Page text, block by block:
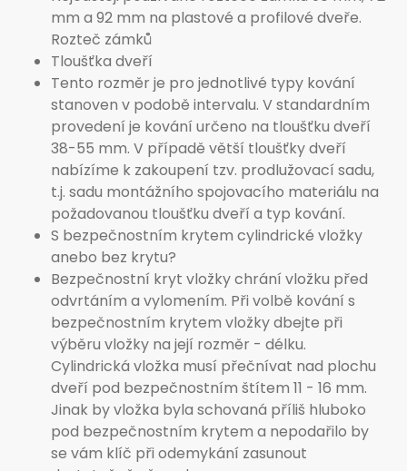
mm a 92 mm na plastové a profilové dveře.
Rozteč zámků
Tloušťka dveří
Tento rozměr je pro jednotlivé typy kování
stanoven v podobě intervalu. V standardním
provedení je kování určeno na tloušťku dveří
38-55 mm. V případě větší tloušťky dveří
nabízíme k zakoupení tzv. prodlužovací sadu,
t.j. sadu montážního spojovacího materiálu na
požadovanou tloušťku dveří a typ kování.
S bezpečnostním krytem cylindrické vložky
anebo bez krytu?
Bezpečnostní kryt vložky chrání vložku před
odvrtáním a vylomením. Při volbě kování s
bezpečnostním krytem vložky dbejte při
výběru vložky na její rozměr - délku.
Cylindrická vložka musí přečnívat nad plochu
dveří pod bezpečnostním štítem 11 - 16 mm.
Jinak by vložka byla schovaná příliš hluboko
pod bezpečnostním krytem a nepodařilo by
se vám klíč při odemykání zasunout